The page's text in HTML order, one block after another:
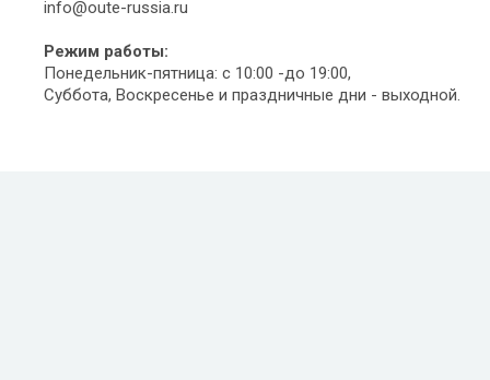
info@oute-russia.ru
Режим работы:
Понедельник-пятница: с 10:00 -до 19:00,
Суббота, Воскресенье и праздничные дни - выходной.